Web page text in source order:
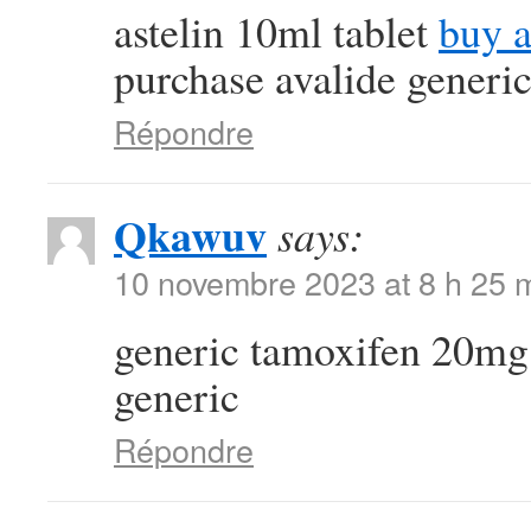
astelin 10ml tabletbuy
purchase avalide generic
Répondre
Qkawuvsays:
10 novembre 2023 at 8 h 25
generic tamoxifen
generic
Répondre